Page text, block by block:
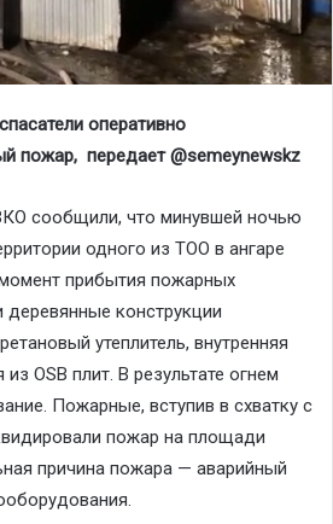
оперативно
пожар, передает @semeynewskz
сообщили, что минувшей ночью
одного из ТОО в ангаре
прибытия пожарных
деревянные конструкции
утеплитель, внутренняя
OSB плит. В результате огнем
Пожарные, вступив в схватку с
пожар на площади
причина пожара — аварийный